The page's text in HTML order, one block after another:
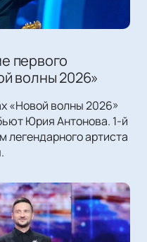
первого
волны 2026»
«Новой волны 2026»
Юрия Антонова. 1-й
легендарного артиста